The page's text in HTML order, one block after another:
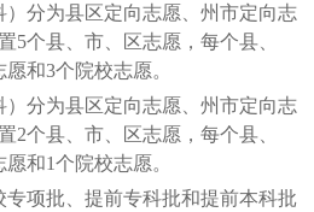
分为县区定向志愿、州市定向志
5个县、市、区志愿，每个县、
和3个院校志愿。
分为县区定向志愿、州市定向志
2个县、市、区志愿，每个县、
和1个院校志愿。
项批、提前专科批和提前本科批